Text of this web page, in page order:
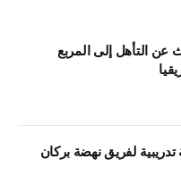
التأهل إلى المربع
لفريق نهضة بركان